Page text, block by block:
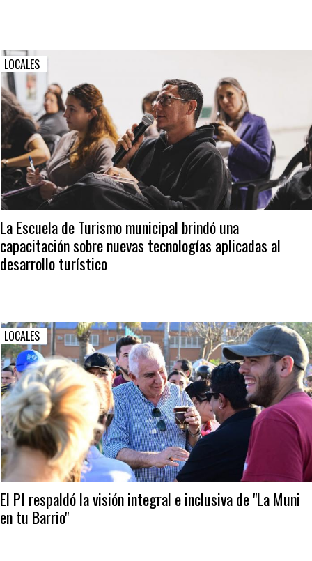
LOCALES
La Escuela de Turismo municipal brindó una
capacitación sobre nuevas tecnologías aplicadas al
desarrollo turístico
LOCALES
El PI respaldó la visión integral e inclusiva de "La Muni
en tu Barrio"